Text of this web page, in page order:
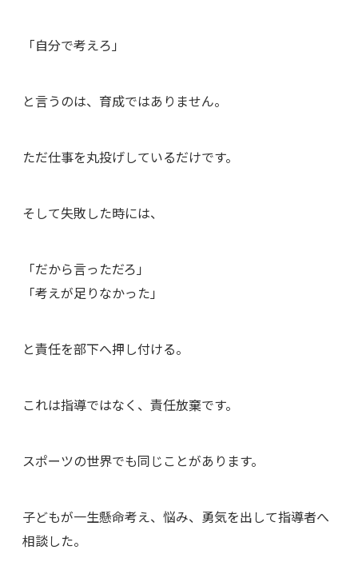
「自分で考えろ」
と言うのは、育成ではありません。
ただ仕事を丸投げしているだけです。
そして失敗した時には、
「だから言っただろ」
「考えが足りなかった」
と責任を部下へ押し付ける。
これは指導ではなく、責任放棄です。
スポーツの世界でも同じことがあります。
子どもが一生懸命考え、悩み、勇気を出して指導者へ
相談した。